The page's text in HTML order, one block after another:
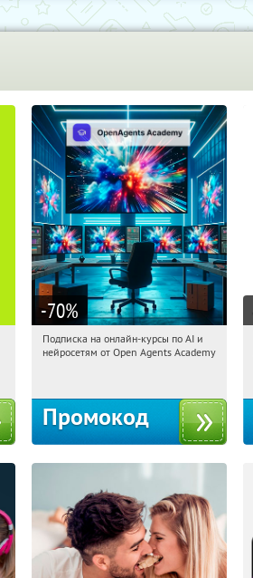
-70%
03:10:30 Получили:
Подписка на онлайн-курсы по AI и
нейросетям от Open Agents Academy
Промокод